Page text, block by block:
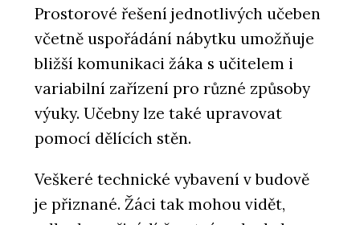
Prostorové řešení jednotlivých učeben
včetně uspořádání nábytku umožňuje
bližší komunikaci žáka s učitelem i
variabilní zařízení pro různé způsoby
výuky. Učebny lze také upravovat
pomocí dělících stěn.
Veškeré technické vybavení v budově
je přiznané. Žáci tak mohou vidět,